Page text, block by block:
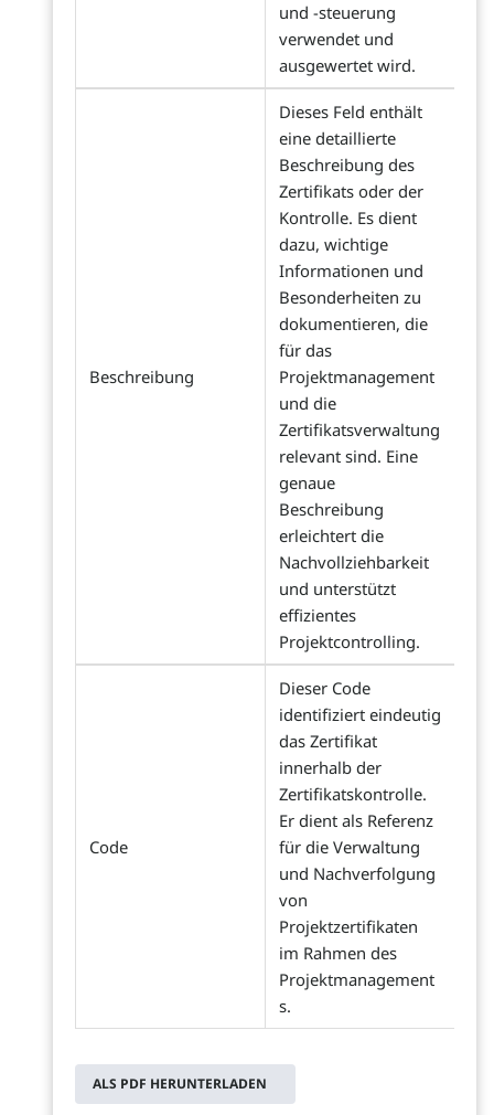
und -steuerung
verwendet und
ausgewertet wird.
Beschreibung
Dieses Feld enthält
eine detaillierte
Beschreibung des
Zertifikats oder der
Kontrolle. Es dient
dazu, wichtige
Informationen und
Besonderheiten zu
dokumentieren, die
für das
Projektmanagement
und die
Zertifikatsverwaltung
relevant sind. Eine
genaue
Beschreibung
erleichtert die
Nachvollziehbarkeit
und unterstützt
effizientes
Projektcontrolling.
Code
Dieser Code
identifiziert eindeutig
das Zertifikat
innerhalb der
Zertifikatskontrolle.
Er dient als Referenz
für die Verwaltung
und Nachverfolgung
von
Projektzertifikaten
im Rahmen des
Projektmanagement
s.
ALS PDF HERUNTERLADEN